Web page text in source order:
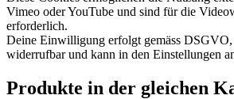
Vimeo oder YouTube und sind für die
erforderlich.
Deine Einwilligung erfolgt gemäss DSGVO,
widerrufbar und kann in den Einstellungen
Produkte in der gleichen